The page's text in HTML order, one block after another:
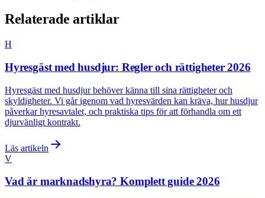
Relaterade artiklar
H
Hyresgäst med husdjur: Regler och rättigheter 2026
Hyresgäst med husdjur behöver känna till sina rättigheter och
skyldigheter. Vi går igenom vad hyresvärden kan kräva, hur husdjur
påverkar hyresavtalet, och praktiska tips för att förhandla om ett
djurvänligt kontrakt.
Läs artikeln
V
Vad är marknadshyra? Komplett guide 2026